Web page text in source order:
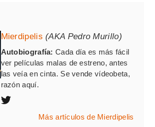
Mierdipelis (AKA Pedro Murillo)
Autobiografía: Cada día es más fácil
ver películas malas de estreno, antes
las veía en cinta. Se vende vídeobeta,
razón aquí.
Más artículos de Mierdipelis